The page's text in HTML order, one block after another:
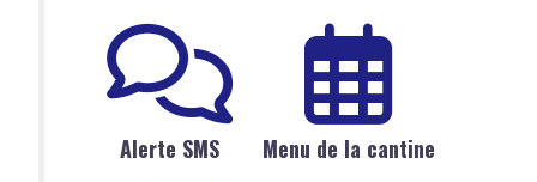
Alerte SMS Menu de la cantine